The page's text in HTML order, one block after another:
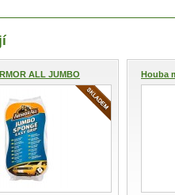
ALL JUMBO
Houba